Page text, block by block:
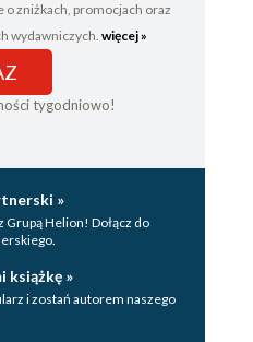
o zniżkach, promocjach oraz
wydawniczych. więcej »
tygodniowo!
»
Grupą Helion! Dołącz do
książkę »
i zostań autorem naszego